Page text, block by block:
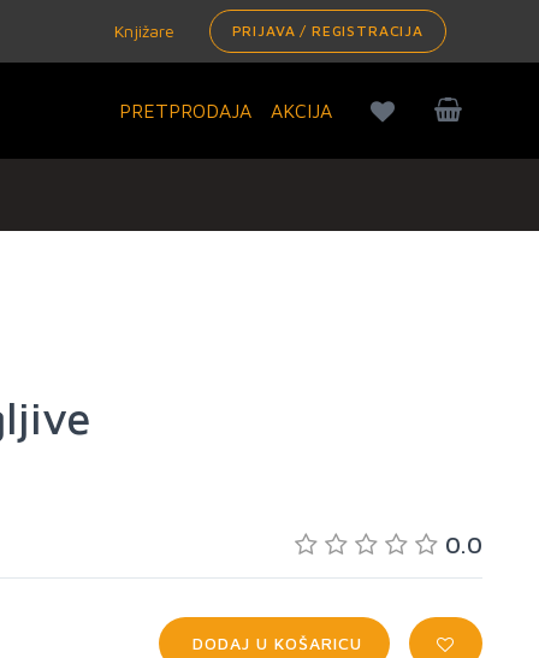
Knjižare PRIJAVA / REGISTRACIJA
PRETPRODAJA AKCIJA
0.0
DODAJ U KOŠARICU